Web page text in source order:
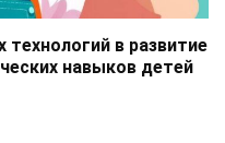
в развитие
навыков детей